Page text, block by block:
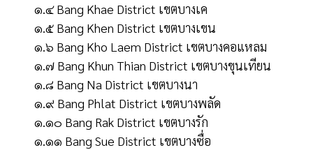
๑.๔ Bang Khae District เขตบางเค
๑.๕ Bang Khen District เขตบางเขน
๑.๖ Bang Kho Laem District เขตบางคอแหลม
๑.๗ Bang Khun Thian District เขตบางขุนเทียน
๑.๘ Bang Na District เขตบางนา
๑.๙ Bang Phlat District เขตบางพลัด
๑.๑๐ Bang Rak District เขตบางรัก
๑.๑๑ Bang Sue District เขตบางซื่อ